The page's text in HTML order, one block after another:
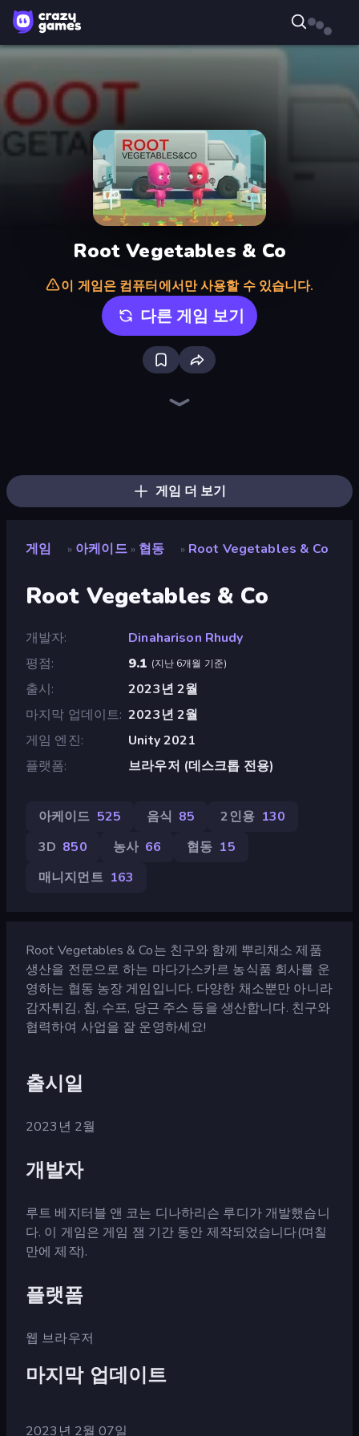
Root Vegetables & Co
이 게임은 컴퓨터에서만 사용할 수 있습니다.
다른 게임 보기
게임 더 보기
게임 » 아케이드 » 협동 » Root Vegetables & Co
Root Vegetables & Co
개발자
Dinaharison Rhudy
평점
9.1 (지난 6개월 기준)
출시
2023년 2월
마지막 업데이트 2023년 2월
게임 엔진
Unity 2021
플랫폼
브라우저 (데스크톱 전용)
아케이드 525 음식 85 2인용 130
3D 850 농사 66 협동 15
매니지먼트 163
Root Vegetables & Co는 친구와 함께 뿌리채소 제품
생산을 전문으로 하는 마다가스카르 농식품 회사를 운
영하는 협동 농장 게임입니다. 다양한 채소뿐만 아니라
감자튀김, 칩, 수프, 당근 주스 등을 생산합니다. 친구와
협력하여 사업을 잘 운영하세요!
출시일
2023년 2월
개발자
루트 베지터블 앤 코는 디나하리슨 루디가 개발했습니
다. 이 게임은 게임 잼 기간 동안 제작되었습니다(며칠
만에 제작).
플랫폼
웹 브라우저
마지막 업데이트
2023년 2월 07일